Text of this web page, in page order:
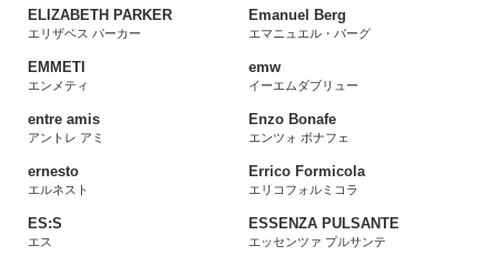
ELIZABETH PARKER
エリザベス パーカー
Emanuel Berg
エマニュエル・バーグ
EMMETI
エンメティ
emw
イーエムダブリュー
entre amis
アントレ アミ
Enzo Bonafe
エンツォ ボナフェ
ernesto
エルネスト
Errico Formicola
エリコフォルミコラ
ES:S
エス
ESSENZA PULSANTE
エッセンツァ プルサンテ